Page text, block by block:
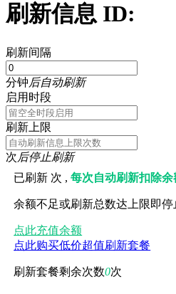
刷新信息 ID:
刷新间隔
分钟后自动刷新
启用时段
刷新上限
次后停止刷新
已刷新 次 ,每次自动刷新扣除余
余额不足或刷新总数达上限即
点此充值余额
点此购买低价超值刷新套餐
刷新套餐剩余次数0次